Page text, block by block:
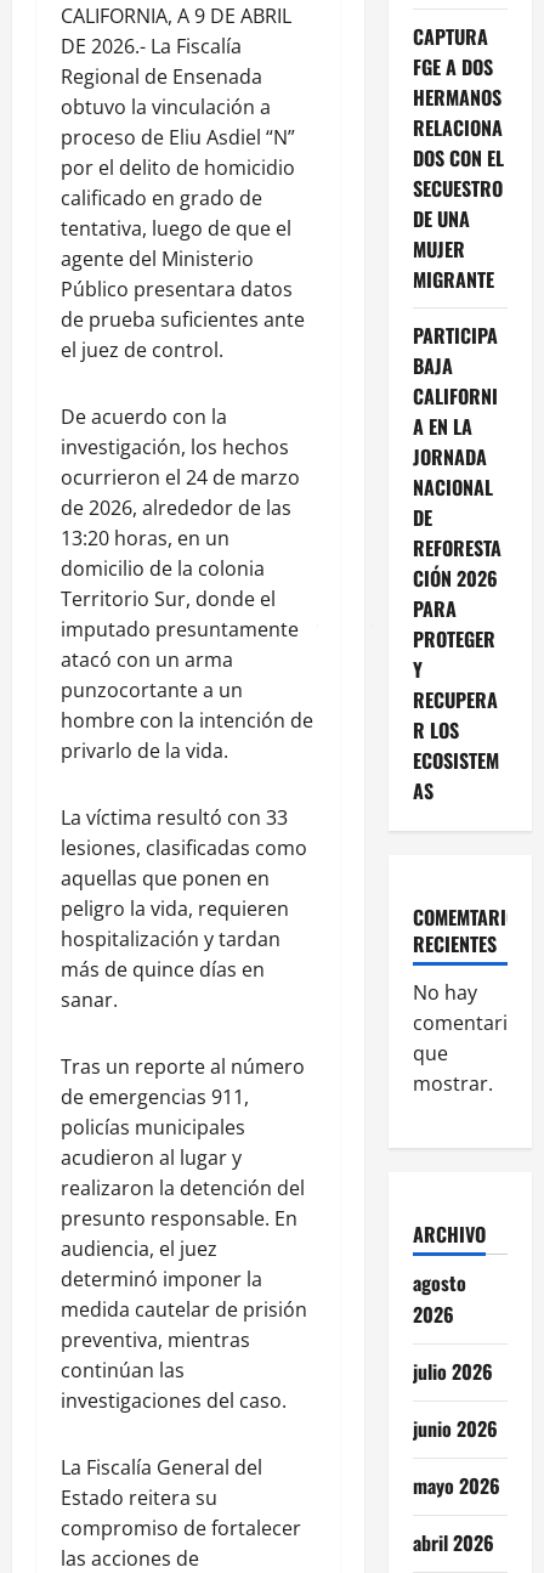
CALIFORNIA, A 9 DE ABRIL
DE 2026.- La Fiscalía
Regional de Ensenada
obtuvo la vinculación a
proceso de Eliu Asdiel “N”
por el delito de homicidio
calificado en grado de
tentativa, luego de que el
agente del Ministerio
Público presentara datos
de prueba suficientes ante
el juez de control.
De acuerdo con la
investigación, los hechos
ocurrieron el 24 de marzo
de 2026, alrededor de las
13:20 horas, en un
domicilio de la colonia
Territorio Sur, donde el
imputado presuntamente
atacó con un arma
punzocortante a un
hombre con la intención de
privarlo de la vida.
La víctima resultó con 33
lesiones, clasificadas como
aquellas que ponen en
peligro la vida, requieren
hospitalización y tardan
más de quince días en
sanar.
Tras un reporte al número
de emergencias 911,
policías municipales
acudieron al lugar y
realizaron la detención del
presunto responsable. En
audiencia, el juez
determinó imponer la
medida cautelar de prisión
preventiva, mientras
continúan las
investigaciones del caso.
La Fiscalía General del
Estado reitera su
compromiso de fortalecer
las acciones de
CAPTURA
FGE A DOS
HERMANOS
RELACIONA
DOS CON EL
SECUESTRO
DE UNA
MUJER
MIGRANTE
PARTICIPA
BAJA
CALIFORNI
A EN LA
JORNADA
NACIONAL
DE
REFORESTA
CIÓN 2026
PARA
PROTEGER
Y
RECUPERA
R LOS
ECOSISTEM
AS
COMEMTARIOS
RECIENTES
No hay
comentarios
que
mostrar.
ARCHIVO
agosto
2026
julio 2026
junio 2026
mayo 2026
abril 2026